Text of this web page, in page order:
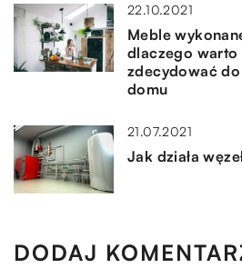
22.10.2021
Meble
dlaczego warto
zdecydować do
domu
21.07.2021
Jak działa
DODAJ